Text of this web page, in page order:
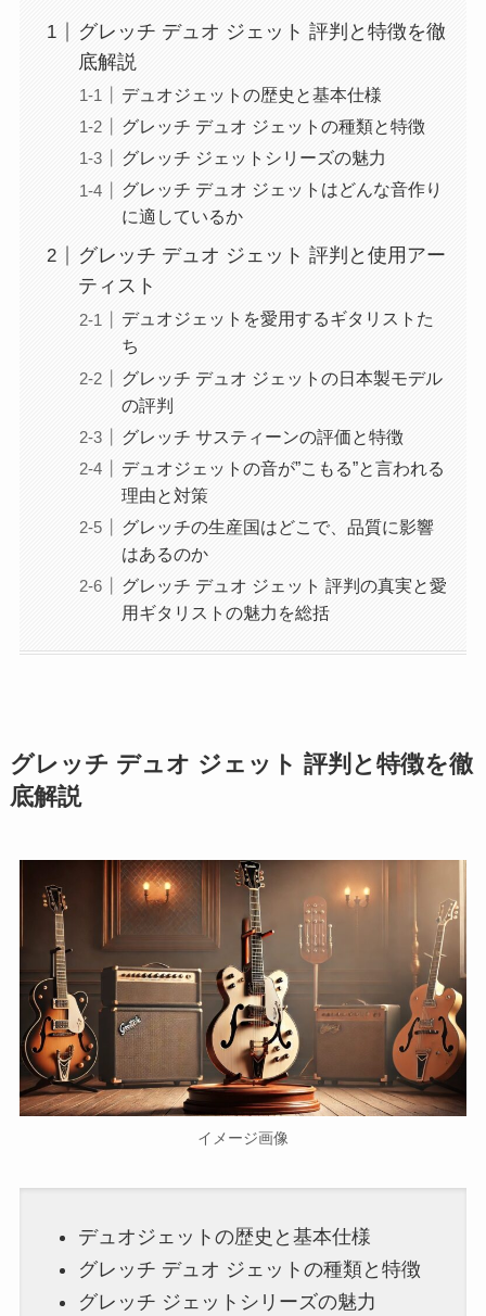
グレッチ デュオ ジェット 評判と特徴を徹
底解説
デュオジェットの歴史と基本仕様
グレッチ デュオ ジェットの種類と特徴
グレッチ ジェットシリーズの魅力
グレッチ デュオ ジェットはどんな音作り
に適しているか
グレッチ デュオ ジェット 評判と使用アー
ティスト
デュオジェットを愛用するギタリストた
ち
グレッチ デュオ ジェットの日本製モデル
の評判
グレッチ サスティーンの評価と特徴
デュオジェットの音が”こもる”と言われる
理由と対策
グレッチの生産国はどこで、品質に影響
はあるのか
グレッチ デュオ ジェット 評判の真実と愛
用ギタリストの魅力を総括
グレッチ デュオ ジェット 評判と特徴を徹
底解説
イメージ画像
デュオジェットの歴史と基本仕様
グレッチ デュオ ジェットの種類と特徴
グレッチ ジェットシリーズの魅力